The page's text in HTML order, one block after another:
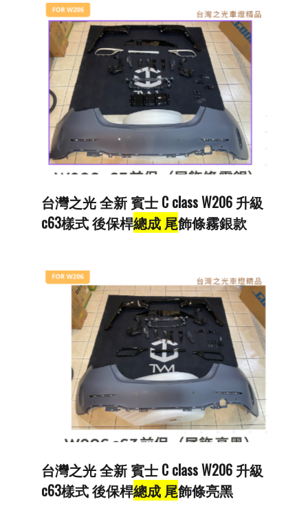
台灣之光 全新 賓士 C class W206 升級
c63樣式 後保桿總成 尾飾條霧銀款
台灣之光 全新 賓士 C class W206 升級
c63樣式 後保桿總成 尾飾條亮黑